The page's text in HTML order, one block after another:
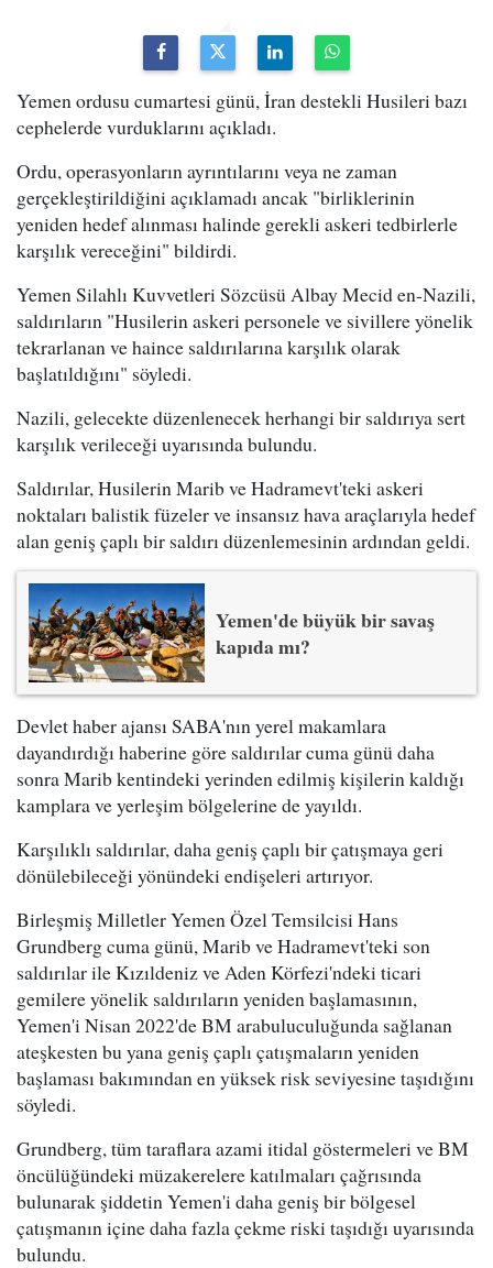
Yemen ordusu cumartesi günü, İran destekli Husileri bazı
cephelerde vurduklarını açıkladı.
Ordu, operasyonların ayrıntılarını veya ne zaman
gerçekleştirildiğini açıklamadı ancak "birliklerinin
yeniden hedef alınması halinde gerekli askeri tedbirlerle
karşılık vereceğini" bildirdi.
Yemen Silahlı Kuvvetleri Sözcüsü Albay Mecid en-Nazili,
saldırıların "Husilerin askeri personele ve sivillere yönelik
tekrarlanan ve haince saldırılarına karşılık olarak
başlatıldığını" söyledi.
Nazili, gelecekte düzenlenecek herhangi bir saldırıya sert
karşılık verileceği uyarısında bulundu.
Saldırılar, Husilerin Marib ve Hadramevt'teki askeri
noktaları balistik füzeler ve insansız hava araçlarıyla hedef
alan geniş çaplı bir saldırı düzenlemesinin ardından geldi.
Yemen'de büyük bir savaş
kapıda mı?
Devlet haber ajansı SABA'nın yerel makamlara
dayandırdığı haberine göre saldırılar cuma günü daha
sonra Marib kentindeki yerinden edilmiş kişilerin kaldığı
kamplara ve yerleşim bölgelerine de yayıldı.
Karşılıklı saldırılar, daha geniş çaplı bir çatışmaya geri
dönülebileceği yönündeki endişeleri artırıyor.
Birleşmiş Milletler Yemen Özel Temsilcisi Hans
Grundberg cuma günü, Marib ve Hadramevt'teki son
saldırılar ile Kızıldeniz ve Aden Körfezi'ndeki ticari
gemilere yönelik saldırıların yeniden başlamasının,
Yemen'i Nisan 2022'de BM arabuluculuğunda sağlanan
ateşkesten bu yana geniş çaplı çatışmaların yeniden
başlaması bakımından en yüksek risk seviyesine taşıdığını
söyledi.
Grundberg, tüm taraflara azami itidal göstermeleri ve BM
öncülüğündeki müzakerelere katılmaları çağrısında
bulunarak şiddetin Yemen'i daha geniş bir bölgesel
çatışmanın içine daha fazla çekme riski taşıdığı uyarısında
bulundu.